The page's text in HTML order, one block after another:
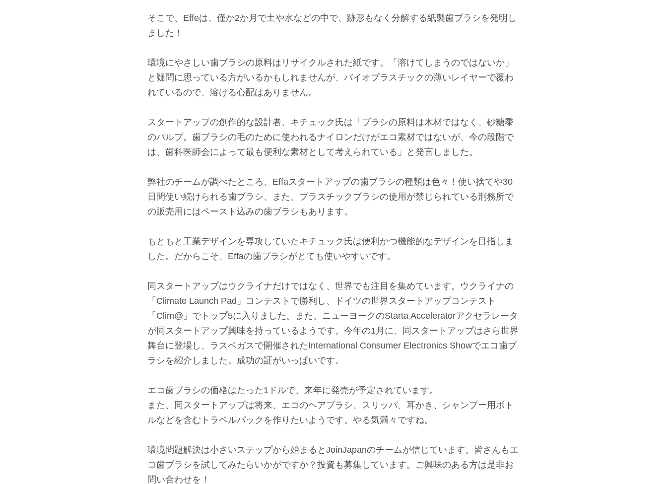
そこで、Effeは、僅か2か月で土や水などの中で、跡形もなく分解する紙製歯ブラシを発明し
ました！
環境にやさしい歯ブラシの原料はリサイクルされた紙です。「溶けてしまうのではないか」
と疑問に思っている方がいるかもしれませんが、バイオプラスチックの薄いレイヤーで覆わ
れているので、溶ける心配はありません。
スタートアップの創作的な設計者、キチュック氏は「ブラシの原料は木材ではなく、砂糖黍
のパルプ。歯ブラシの毛のために使われるナイロンだけがエコ素材ではないが、今の段階で
は、歯科医師会によって最も便利な素材として考えられている」と発言しました。
弊社のチームが調べたところ、Effaスタートアップの歯ブラシの種類は色々！使い捨てや30
日間使い続けられる歯ブラシ、また、プラスチックブラシの使用が禁じられている刑務所で
の販売用にはペースト込みの歯ブラシもあります。
もともと工業デザインを専攻していたキチュック氏は便利かつ機能的なデザインを目指しま
した。だからこそ、Effaの歯ブラシがとても使いやすいです。
同スタートアップはウクライナだけではなく、世界でも注目を集めています。ウクライナの
「Climate Launch Pad」コンテストで勝利し、ドイツの世界スタートアップコンテスト
「Clim@」でトップ5に入りました。また、ニューヨークのStarta Acceleratorアクセラレータ
が同スタートアップ興味を持っているようです。今年の1月に、同スタートアップはさら世界
舞台に登場し、ラスベガスで開催されたInternational Consumer Electronics Showでエコ歯ブ
ラシを紹介しました。成功の証がいっぱいです。
エコ歯ブラシの価格はたった1ドルで、来年に発売が予定されています。
また、同スタートアップは将来、エコのヘアブラシ、スリッパ、耳かき、シャンプー用ボト
ルなどを含むトラベルパックを作りたいようです。やる気満々ですね。
環境問題解決は小さいステップから始まるとJoinJapanのチームが信じています。皆さんもエ
コ歯ブラシを試してみたらいかがですか？投資も募集しています。ご興味のある方は是非お
問い合わせを！